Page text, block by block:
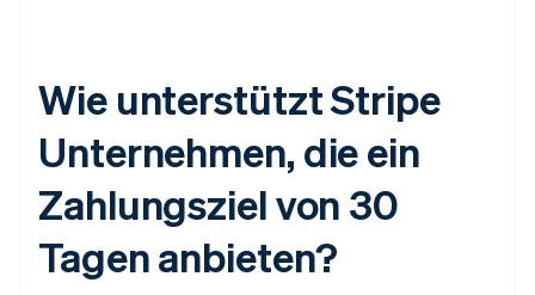
Wie unterstützt Stripe
Unternehmen, die ein
Zahlungsziel von 30
Tagen anbieten?